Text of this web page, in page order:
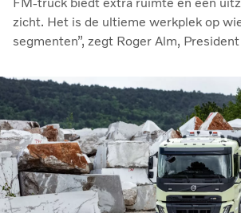
zicht. Het is de ultieme werkplek op
segmenten”, zegt Roger Alm,